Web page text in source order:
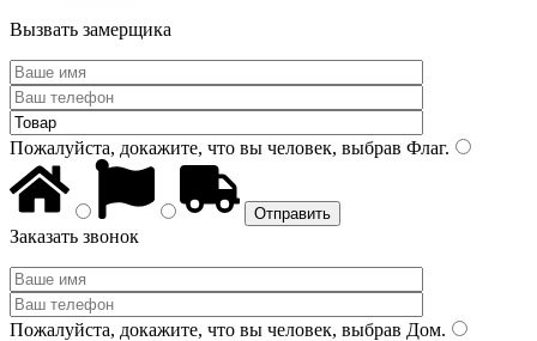
Вызвать замерщика
Пожалуйста, докажите, что вы человек, выбрав Флаг.
Заказать звонок
Пожалуйста, докажите, что вы человек, выбрав Дом.